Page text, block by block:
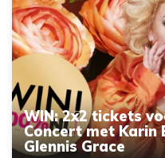
WIN: 2x2 tickets
Concert met Karin
Glennis Grace